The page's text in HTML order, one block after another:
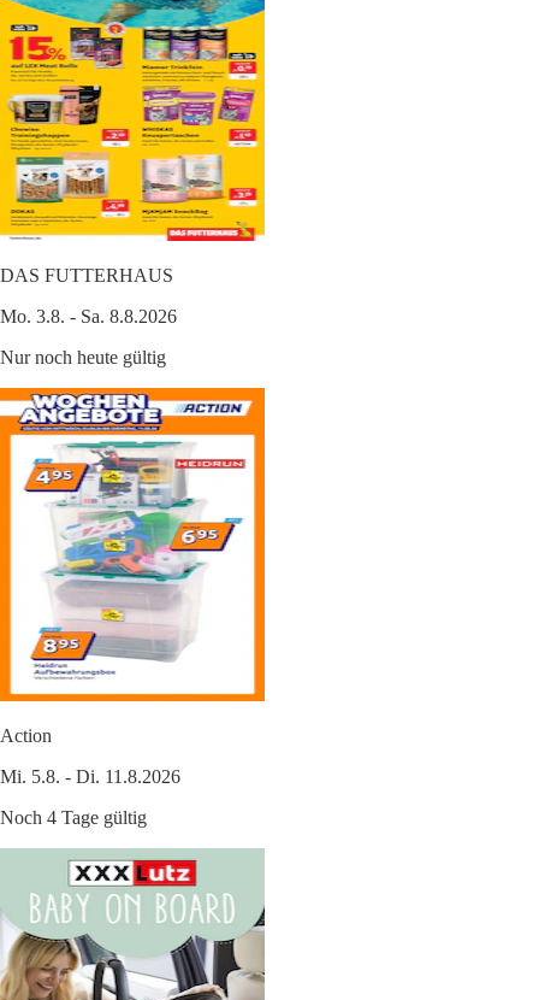
DAS FUTTERHAUS
Mo. 3.8. - Sa. 8.8.2026
Nur noch heute gültig
Action
Mi. 5.8. - Di. 11.8.2026
Noch 4 Tage gültig